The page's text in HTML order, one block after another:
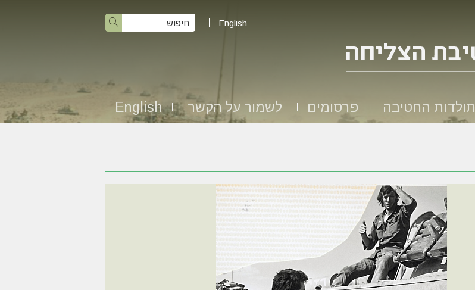
English
תולדות החטיבה פרסומים לשמור על הקשר English